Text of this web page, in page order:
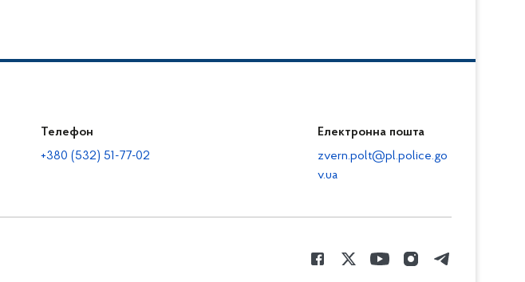
Телефон
+380 (532) 51-77-02
Електронна пошта
zvern.polt@pl.police.go
v.ua